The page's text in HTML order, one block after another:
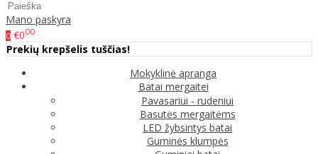
Mano paskyra
0 €000
Prekių krepšelis tuščias!
Mokyklinė apranga
Batai mergaitei
Pavasariui - rudeniui
Basutės mergaitėms
LED žybsintys batai
Guminės klumpės